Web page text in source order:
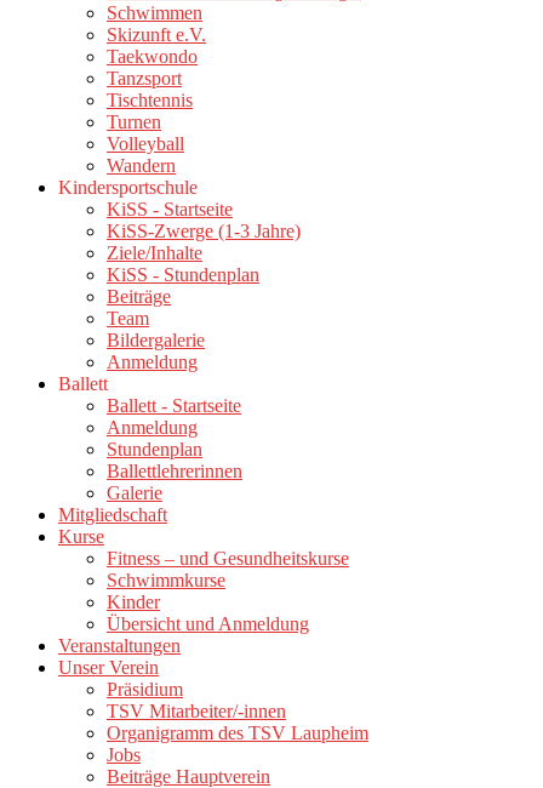
Schwimmen
Skizunft e.V.
Taekwondo
Tanzsport
Tischtennis
Turnen
Volleyball
Wandern
Kindersportschule
KiSS - Startseite
KiSS-Zwerge (1-3 Jahre)
Ziele/Inhalte
KiSS - Stundenplan
Beiträge
Team
Bildergalerie
Anmeldung
Ballett
Ballett - Startseite
Anmeldung
Stundenplan
Ballettlehrerinnen
Galerie
Mitgliedschaft
Kurse
Fitness – und Gesundheitskurse
Schwimmkurse
Kinder
Übersicht und Anmeldung
Veranstaltungen
Unser Verein
Präsidium
TSV Mitarbeiter/-innen
Organigramm des TSV Laupheim
Jobs
Beiträge Hauptverein